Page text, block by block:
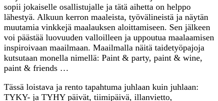
sopii jokaiselle osallistujalle ja tätä aihetta on helppo
lähestyä. Alkuun kerron maaleista, työvälineistä ja näytän
muutamia vinkkejä maalauksen aloittamiseen. Sen jälkeen
voi päästää luovuuden valloilleen ja uppoutua maalaamisen
inspiroivaan maailmaan. Maailmalla näitä taidetyöpajoja
kutsutaan monella nimellä: Paint & party, paint & wine,
paint & friends …
Tässä loistava ja rento tapahtuma juhlaan kuin juhlaan:
TYKY- ja TYHY päivät, tiimipäivä, illanvietto,